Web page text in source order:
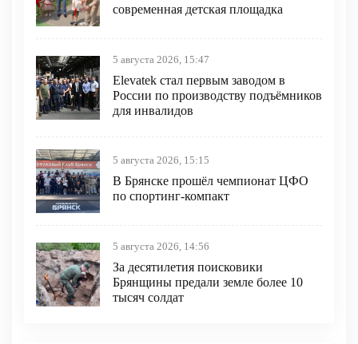
современная детская площадка
5 августа 2026, 15:47
Elevatek стал первым заводом в
России по производству подъёмников
для инвалидов
5 августа 2026, 15:15
В Брянске прошёл чемпионат ЦФО
по спортинг-компакт
5 августа 2026, 14:56
За десятилетия поисковики
Брянщины предали земле более 10
тысяч солдат